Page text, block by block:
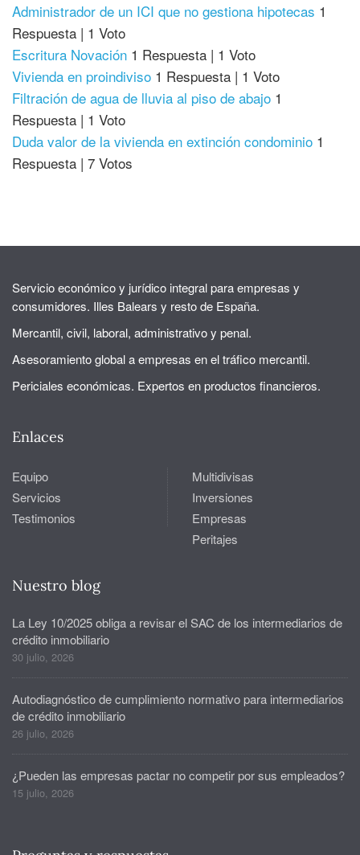
Administrador de un ICI que no gestiona hipotecas 1
Respuesta | 1 Voto
Escritura Novación 1 Respuesta | 1 Voto
Vivienda en proindiviso 1 Respuesta | 1 Voto
Filtración de agua de lluvia al piso de abajo 1
Respuesta | 1 Voto
Duda valor de la vivienda en extinción condominio 1
Respuesta | 7 Votos
Servicio económico y jurídico integral para empresas y
consumidores. Illes Balears y resto de España.
Mercantil, civil, laboral, administrativo y penal.
Asesoramiento global a empresas en el tráfico mercantil.
Periciales económicas. Expertos en productos financieros.
Enlaces
Equipo
Servicios
Testimonios
Multidivisas
Inversiones
Empresas
Peritajes
Nuestro blog
La Ley 10/2025 obliga a revisar el SAC de los intermediarios de
crédito inmobiliario
30 julio, 2026
Autodiagnóstico de cumplimiento normativo para intermediarios
de crédito inmobiliario
26 julio, 2026
¿Pueden las empresas pactar no competir por sus empleados?
15 julio, 2026